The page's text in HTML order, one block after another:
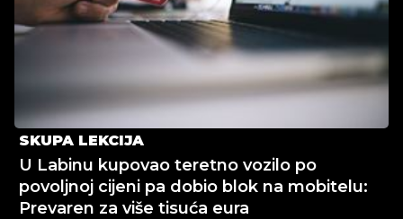
SKUPA LEKCIJA
U Labinu kupovao teretno vozilo po
povoljnoj cijeni pa dobio blok na mobitelu:
Prevaren za više tisuća eura